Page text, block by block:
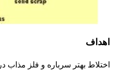
اهداف
اختلاط بهتر سرباره و فلز